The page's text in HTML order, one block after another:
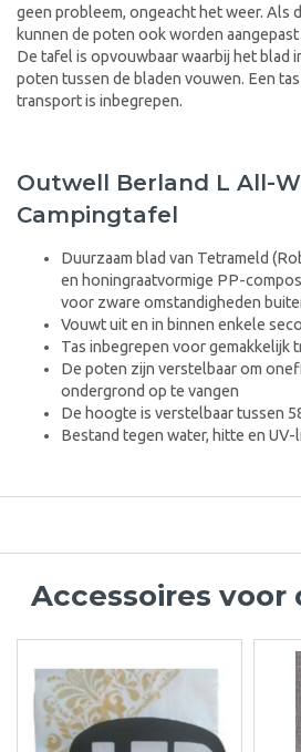
geen probleem, ongeacht het weer. Als
kunnen de poten ook worden
De tafel is opvouwbaar waarbij het blad
poten tussen de bladen vouwen. Een
transport is inbegrepen.
Outwell Berland L All-
Campingtafel
Duurzaam blad van Tetrameld
en honingraatvormige PP-
voor zware omstandigheden
Vouwt uit en in binnen enkele
Tas inbegrepen voor gemakkelijk
De poten zijn verstelbaar om
ondergrond op te vangen
De hoogte is verstelbaar tussen
Bestand tegen water, hitte en UV-
Accessoires